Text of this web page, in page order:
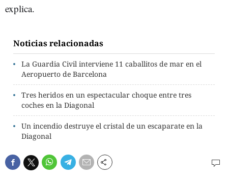
explica.
Noticias relacionadas
La Guardia Civil interviene 11 caballitos de mar en el
Aeropuerto de Barcelona
Tres heridos en un espectacular choque entre tres
coches en la Diagonal
Un incendio destruye el cristal de un escaparate en la
Diagonal